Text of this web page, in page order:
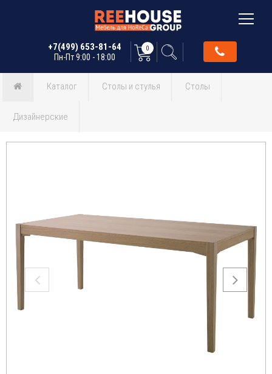
+7(499) 653-81-64
Пн-Пт 9:00 - 18:00
0
Каталог Столы и стулья Столы
Дизайнерские